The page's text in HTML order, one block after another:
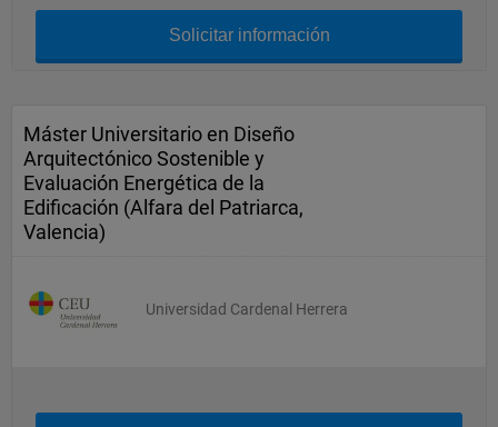
Solicitar información
Máster Universitario en Diseño
Arquitectónico Sostenible y
Evaluación Energética de la
Edificación (Alfara del Patriarca,
Valencia)
Universidad Cardenal Herrera